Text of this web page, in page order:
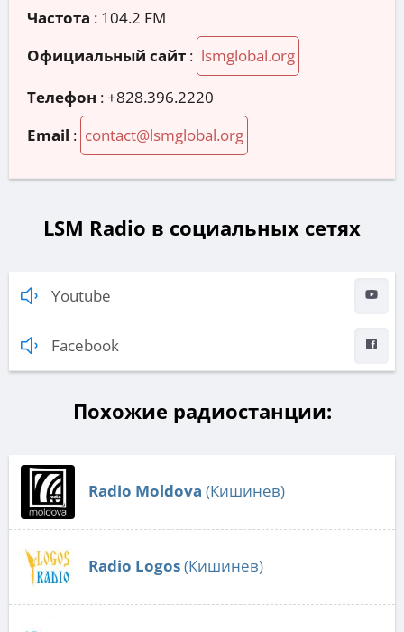
Частота : 104.2 FM
Официальный сайт : lsmglobal.org
Телефон :+828.396.2220
Email : contact@lsmglobal.org
LSM Radio в социальных сетях
Youtube
Facebook
Похожие радиостанции:
Radio Moldova (Кишинев)
Radio Logos(Кишинев)